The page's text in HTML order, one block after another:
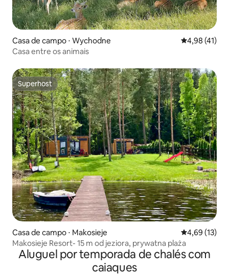
Casa de campo ⋅ Wychodne 4,98 de uma
4,98 (41)
Casa entre os animais
Superhost
Superhost
Casa de campo ⋅ Makosieje 4,69 de uma
4,69 (13)
Makosieje Resort- 15 m od jeziora, prywatna plaża
Aluguel por temporada de chalés com
caiaques